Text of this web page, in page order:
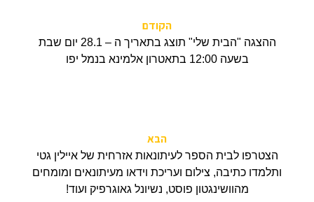
הקודם
ההצגה "הבית שלי" תוצג בתאריך ה – 28.1 יום שבת
בשעה 12:00 בתאטרון אלמינא בנמל יפו
הבא
הצטרפו לבית הספר לעיתונאות אזרחית של איילין גטי
ותלמדו כתיבה, צילום ועריכת וידאו מעיתונאים ומומחים
מהוושינגטון פוסט, נשיונל גאוגרפיק ועוד!